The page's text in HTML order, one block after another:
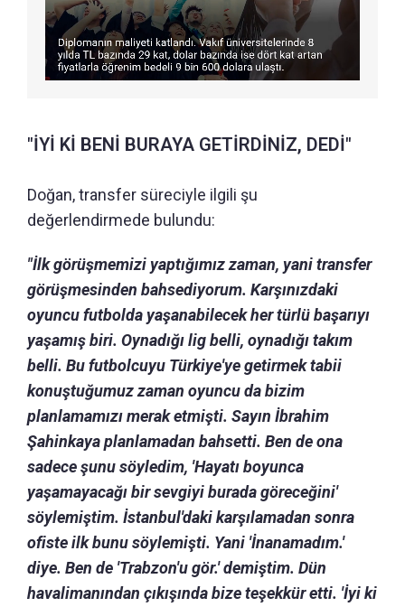
"İYİ Kİ BENİ BURAYA GETİRDİNİZ, DEDİ"
Doğan, transfer süreciyle ilgili şu
değerlendirmede bulundu:
"İlk görüşmemizi yaptığımız zaman, yani transfer
görüşmesinden bahsediyorum. Karşınızdaki
oyuncu futbolda yaşanabilecek her türlü başarıyı
yaşamış biri. Oynadığı lig belli, oynadığı takım
belli. Bu futbolcuyu Türkiye'ye getirmek tabii
konuştuğumuz zaman oyuncu da bizim
planlamamızı merak etmişti. Sayın İbrahim
Şahinkaya planlamadan bahsetti. Ben de ona
sadece şunu söyledim, 'Hayatı boyunca
yaşamayacağı bir sevgiyi burada göreceğini'
söylemiştim. İstanbul'daki karşılamadan sonra
ofiste ilk bunu söylemişti. Yani 'İnanamadım.'
diye. Ben de 'Trabzon'u gör.' demiştim. Dün
havalimanından çıkışında bize teşekkür etti. 'İyi ki